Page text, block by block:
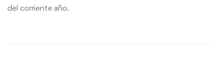
del corriente año.